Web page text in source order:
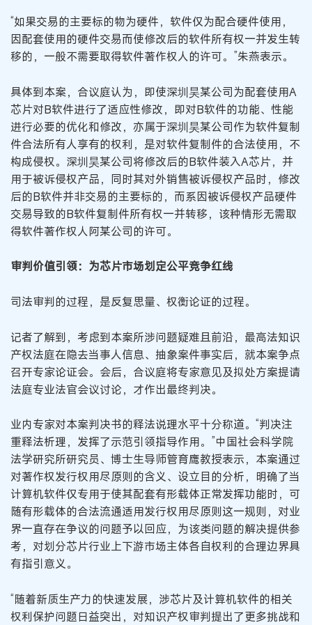
“如果交易的主要标的物为硬件，软件仅为配合硬件使用，
因配套使用的硬件交易而使修改后的软件所有权一并发生转
移的，一般不需要取得软件著作权人的许可。”朱燕表示。
具体到本案，合议庭认为，即使深圳昊某公司为配套使用A
芯片对B软件进行了适应性修改，即对B软件的功能、性能
进行必要的优化和修改，亦属于深圳昊某公司作为软件复制
件合法所有人享有的权利，是对软件复制件的合法使用，不
构成侵权。深圳昊某公司将修改后的B软件装入A芯片，并
用于被诉侵权产品，同时其对外销售被诉侵权产品时，修改
后的B软件并非交易的主要标的，而系因被诉侵权产品硬件
交易导致的B软件复制件所有权一并转移，该种情形无需取
得软件著作权人阿某公司的许可。
审判价值引领：为芯片市场划定公平竞争红线
司法审判的过程，是反复思量、权衡论证的过程。
记者了解到，考虑到本案所涉问题疑难且前沿，最高法知识
产权法庭在隐去当事人信息、抽象案件事实后，就本案争点
召开专家论证会。会后，合议庭将专家意见及拟处方案提请
法庭专业法官会议讨论，才作出最终判决。
业内专家对本案判决书的释法说理水平十分称道。“判决注
重释法析理，发挥了示范引领指导作用。”中国社会科学院
法学研究所研究员、博士生导师管育鹰教授表示，本案通过
对著作权发行权用尽原则的含义、设立目的分析，明确了当
计算机软件仅专用于使其配套有形载体正常发挥功能时，可
随有形载体的合法流通适用发行权用尽原则这一规则，对业
界一直存在争议的问题予以回应，为该类问题的解决提供参
考，对划分芯片行业上下游市场主体各自权利的合理边界具
有指引意义。
“随着新质生产力的快速发展，涉芯片及计算机软件的相关
权利保护问题日益突出，对知识产权审判提出了更多挑战和